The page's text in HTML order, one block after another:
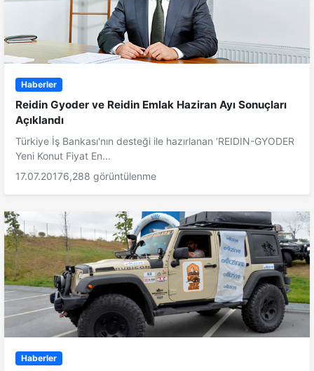
Haberler
Reidin Gyoder ve Reidin Emlak Haziran Ayı Sonuçları
Açıklandı
Türkiye İş Bankası'nın desteği ile hazırlanan ‘REIDIN-GYODER
Yeni Konut Fiyat En...
17.07.20176,288 görüntülenme
Haberler